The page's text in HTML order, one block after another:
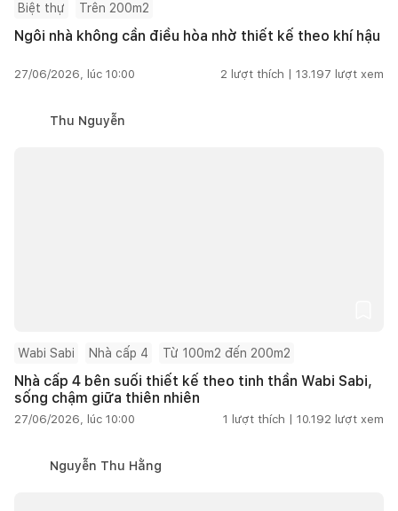
Biệt thự Trên 200m2
Ngôi nhà không cần điều hòa nhờ thiết kế theo khí hậu
27/06/2026, lúc 10:00 2 lượt thích | 13.197 lượt xem
Thu Nguyễn
Wabi Sabi Nhà cấp 4 Từ 100m2 đến 200m2
Nhà cấp 4 bên suối thiết kế theo tinh thần Wabi Sabi,
sống chậm giữa thiên nhiên
27/06/2026, lúc 10:00 1 lượt thích | 10.192 lượt xem
Nguyễn Thu Hằng